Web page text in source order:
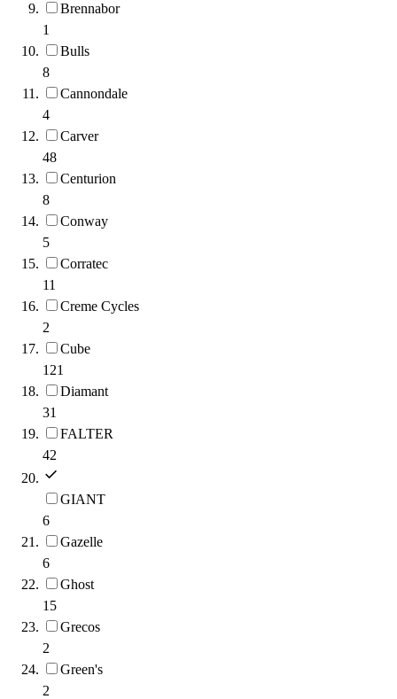
Brennabor
1
Bulls
8
Cannondale
4
Carver
48
Centurion
8
Conway
5
Corratec
11
Creme Cycles
2
Cube
121
Diamant
31
FALTER
42
GIANT
6
Gazelle
6
Ghost
15
Grecos
2
Green's
2